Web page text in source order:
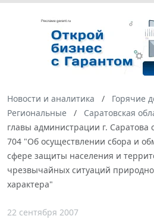
Новости и аналитика
Горячие
Региональные
Саратовская
главы администрации г. Саратова
704 "Об осуществлении сбора и
сфере защиты населения и
чрезвычайных ситуаций
характера"
22 сентября 2007